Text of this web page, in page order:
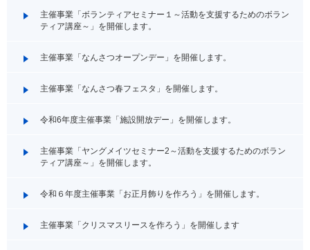
主催事業「ボランティアセミナー１～活動を支援するためのボラン
ティア講座～」を開催します。
主催事業「なんさつオープンデー」を開催します。
主催事業「なんさつ春フェスタ」を開催します。
令和6年度主催事業「施設開放デー」を開催します。
主催事業「ヤングメイツセミナー2～活動を支援するためのボラン
ティア講座～」を開催します。
令和６年度主催事業「お正月飾りを作ろう」を開催します。
主催事業「クリスマスリースを作ろう」を開催します